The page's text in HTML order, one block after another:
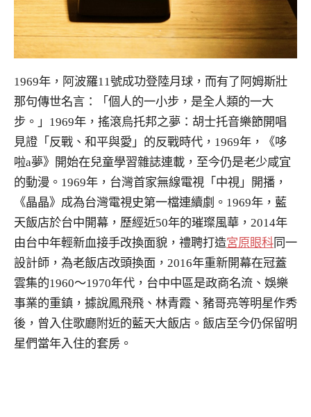
1969年，阿波羅11號成功登陸月球，而有了阿姆斯壯
那句傳世名言：「個人的一小步，是全人類的一大
步。」1969年，搖滾烏托邦之夢：胡士托音樂節開唱
見證「反戰、和平與愛」的反戰時代，1969年，《哆
啦a夢》開始在兒童學習雜誌連載，至今仍是老少咸宜
的動漫。1969年，台灣首家無線電視「中視」開播，
《晶晶》成為台灣電視史第一檔連續劇。1969年，藍
天飯店於台中開幕，歷經近50年的璀璨風華，2014年
由台中年輕新血接手改換面貌，禮聘打造宮原眼科同一
設計師，為老飯店改頭換面，2016年重新開幕在冠蓋
雲集的1960～1970年代，台中中區是政商名流、娛樂
事業的重鎮，據說鳳飛飛、林青霞、豬哥亮等明星作秀
後，曾入住歌廳附近的藍天大飯店。飯店至今仍保留明
星們當年入住的套房。